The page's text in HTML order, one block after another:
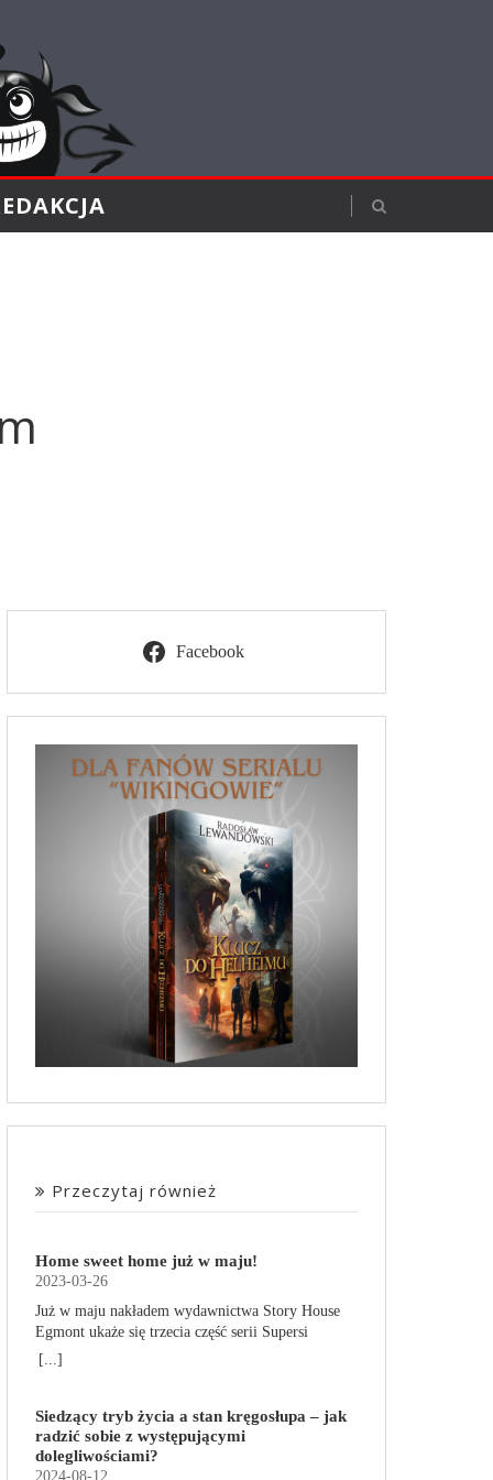
Facebook
Przeczytaj również
Home sweet home już w maju!
2023-03-26
Już w maju nakładem wydawnictwa Story House
Egmont ukaże się trzecia część serii Supersi
scenarzysty Frederic Maupome. Ten tom nosi tytuł
obdarzone supermocami i wspomagane przez
robota o imieniu Al. Są rozdarte między chęcią
prowadzenia normalnego życia wśród ludzi a
[...]
Siedzący tryb życia a stan kręgosłupa – jak
radzić sobie z występującymi
dolegliwościami?
2024-08-12